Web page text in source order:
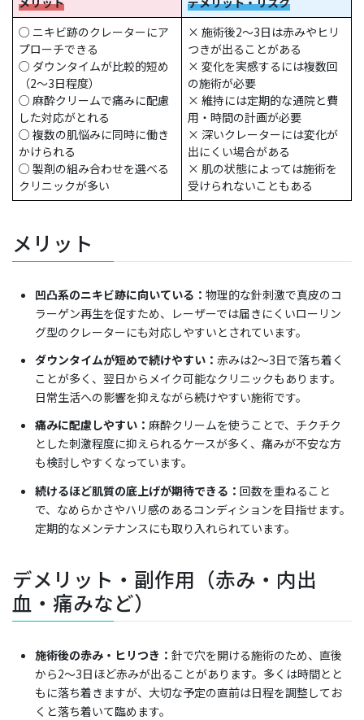
○ ニキビ跡のクレーターにア
プローチできる
○ ダウンタイムが比較的短め
（2〜3日程度）
○ 麻酔クリームで痛みに配慮
した対応がとれる
○ 複数の肌悩みに同時に働き
かけられる
○ 製剤の組み合わせを選べる
クリニックが多い
× 施術後2〜3日は赤みやヒリ
つきが出ることがある
× 変化を実感するには複数回
の施術が必要
× 維持には定期的な通院と費
用・時間の計画が必要
× 深いクレーターには変化が
出にくい場合がある
× 肌の状態によっては施術を
受けられないこともある
メリット
凹凸系のニキビ跡に向いている： 物理的な針刺激で真皮のコ
ラーゲン再生を促すため、レーザーでは届きにくいローリン
グ型のクレーターにも対応しやすいとされています。
ダウンタイムが短めで続けやすい： 赤みは2〜3日で落ち着く
ことが多く、翌日からメイク可能なクリニックもあります。
日常生活への影響を抑えながら続けやすい施術です。
痛みに配慮しやすい： 麻酔クリームを使うことで、チクチク
とした刺激程度に抑えられるケースが多く、痛みが不安な方
も検討しやすくなっています。
続けるほど肌質の底上げが期待できる： 回数を重ねること
で、なめらかさやハリ感のあるコンディションを目指せます。
定期的なメンテナンスにも取り入れられています。
デメリット・副作用（赤み・内出
血・痛みなど）
施術後の赤み・ヒリつき： 針で穴を開ける施術のため、直後
から2〜3日ほど赤みが出ることがあります。多くは時間とと
もに落ち着きますが、大切な予定の直前は日程を調整してお
くと落ち着いて臨めます。